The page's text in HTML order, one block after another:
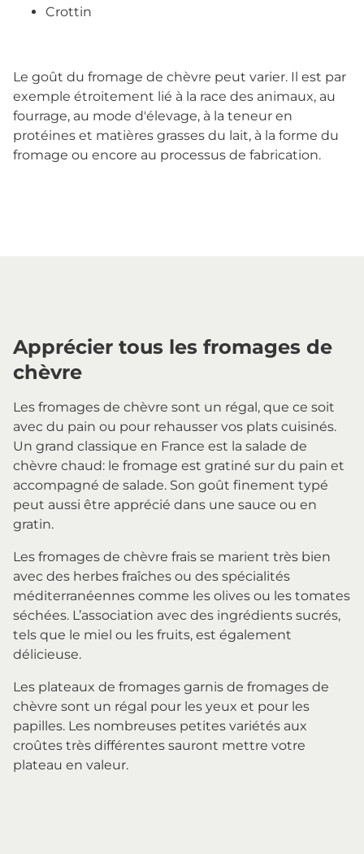
Crottin
Le goût du fromage de chèvre peut varier. Il est par
exemple étroitement lié à la race des animaux, au
fourrage, au mode d'élevage, à la teneur en
protéines et matières grasses du lait, à la forme du
fromage ou encore au processus de fabrication.
Apprécier tous les fromages de
chèvre
Les fromages de chèvre sont un régal, que ce soit
avec du pain ou pour rehausser vos plats cuisinés.
Un grand classique en France est la salade de
chèvre chaud: le fromage est gratiné sur du pain et
accompagné de salade. Son goût finement typé
peut aussi être apprécié dans une sauce ou en
gratin.
Les fromages de chèvre frais se marient très bien
avec des herbes fraîches ou des spécialités
méditerranéennes comme les olives ou les tomates
séchées. L’association avec des ingrédients sucrés,
tels que le miel ou les fruits, est également
délicieuse.
Les plateaux de fromages garnis de fromages de
chèvre sont un régal pour les yeux et pour les
papilles. Les nombreuses petites variétés aux
croûtes très différentes sauront mettre votre
plateau en valeur.